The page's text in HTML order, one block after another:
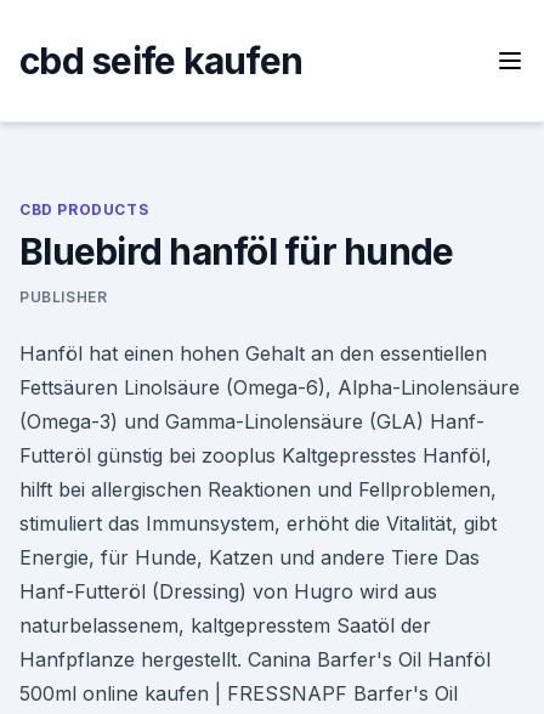
content
cbd seife kaufen
CBD PRODUCTS
Bluebird hanföl für hunde
PUBLISHER
Hanföl hat einen hohen Gehalt an den essentiellen
Fettsäuren Linolsäure (Omega-6), Alpha-Linolensäure
(Omega-3) und Gamma-Linolensäure (GLA) Hanf-
Futteröl günstig bei zooplus Kaltgepresstes Hanföl,
hilft bei allergischen Reaktionen und Fellproblemen,
stimuliert das Immunsystem, erhöht die Vitalität, gibt
Energie, für Hunde, Katzen und andere Tiere Das
Hanf-Futteröl (Dressing) von Hugro wird aus
naturbelassenem, kaltgepresstem Saatöl der
Hanfpflanze hergestellt. Canina Barfer's Oil Hanföl
500ml online kaufen | FRESSNAPF Barfer's Oil